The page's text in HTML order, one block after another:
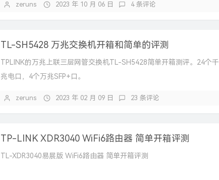
zeruns 2023 年 10 月 06 日 4 条评论
TL-SH5428 万兆交换机开箱和简单的评测
TPLINK的万兆上联三层网管交换机TL-SH5428简单开箱测评。24个千
兆电口，4个万兆SFP+口。
zeruns 2023 年 02 月 09 日 23 条评论
TP-LINK XDR3040 WiFi6路由器 简单开箱评测
TL-XDR3040易展版 WiFi6路由器 简单开箱评测